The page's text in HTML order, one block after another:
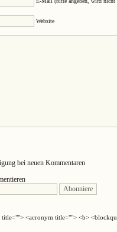
Website
bei neuen Kommentaren
<acronym title=""> <b>